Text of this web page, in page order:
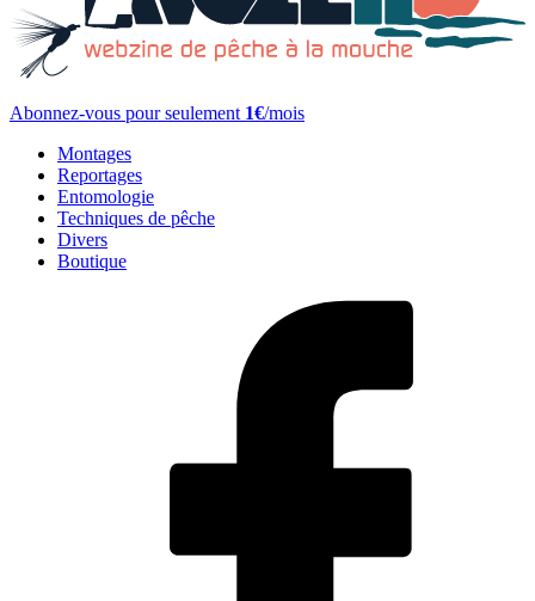
Abonnez-vous pour seulement 1€/mois
Montages
Reportages
Entomologie
Techniques de pêche
Divers
Boutique